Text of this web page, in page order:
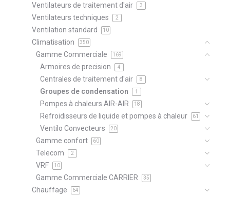
Ventilateurs de traitement d'air 3
Ventilateurs techniques 2
Ventilation standard 10
Climatisation 350
Gamme Commerciale 169
Armoires de precision 4
Centrales de traitement d'air 8
Groupes de condensation 1
Pompes à chaleurs AIR-AIR 18
Refroidisseurs de liquide et pompes à chaleur 61
Ventilo Convecteurs 20
Gamme confort 60
Telecom 2
VRF 10
Gamme Commerciale CARRIER 35
Chauffage 64